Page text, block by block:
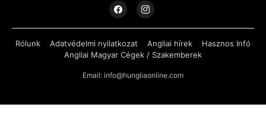
Rólunk Adatvédelmi nyilatkozat Angliai hírek
Hasznos Infó
Angliai Magyar Cégek / Szakemberek
Email: info@hungliaonline.com